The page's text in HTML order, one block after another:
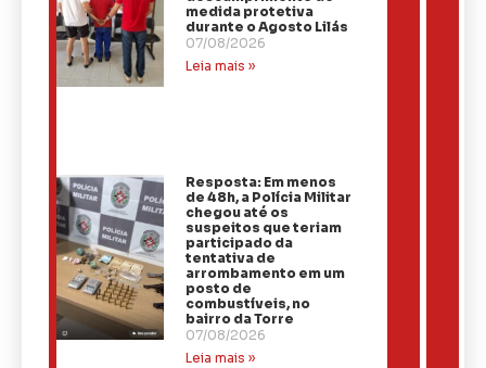
medida protetiva
durante o Agosto Lilás
07/08/2026
Leia mais »
Resposta: Em menos
de 48h, a Polícia Militar
chegou até os
suspeitos que teriam
participado da
tentativa de
arrombamento em um
posto de
combustíveis, no
bairro da Torre
07/08/2026
Leia mais »